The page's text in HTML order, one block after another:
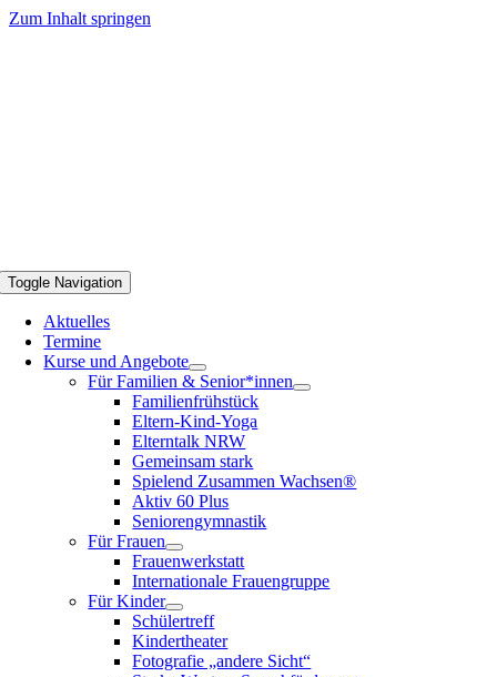
Zum Inhalt springen
Toggle Navigation
Aktuelles
Termine
Kurse und Angebote
Für Familien & Senior*innen
Familienfrühstück
Eltern-Kind-Yoga
Elterntalk NRW
Gemeinsam stark
Spielend Zusammen Wachsen®
Aktiv 60 Plus
Seniorengymnastik
Für Frauen
Frauenwerkstatt
Internationale Frauengruppe
Für Kinder
Schülertreff
Kindertheater
Fotografie „andere Sicht“